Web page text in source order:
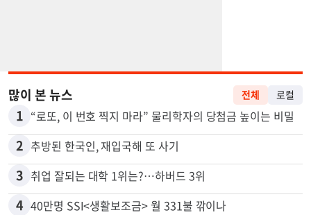
많이 본 뉴스 전체 로컬
1 “로또, 이 번호 찍지 마라” 물리학자의 당첨금 높이는 비밀
2 추방된 한국인, 재입국해 또 사기
3 취업 잘되는 대학 1위는?…하버드 3위
4 40만명 SSI<생활보조금> 월 331불 깎이나